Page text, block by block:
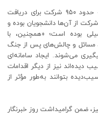
دبیر نصر تهران همچنین توضیح داد که حدود ۹۵۰ شرکت برای دریافت
تسهیلات ثبت‌نام کرده‌اند که ۳۰۰ تا ۳۳۰ شرکت از آن‌ها دانشجویان بوده و
بوده است؛ «همچنین، با
مسائل و چالش‌های پس از جنگ
می‌شوند. ایجاد سامانه‌ای
دیده‌اند نیز از دیگر اقدامات
بتوانند به‌طور مؤثر از
ضمن گرامیداشت روز خبرنگار